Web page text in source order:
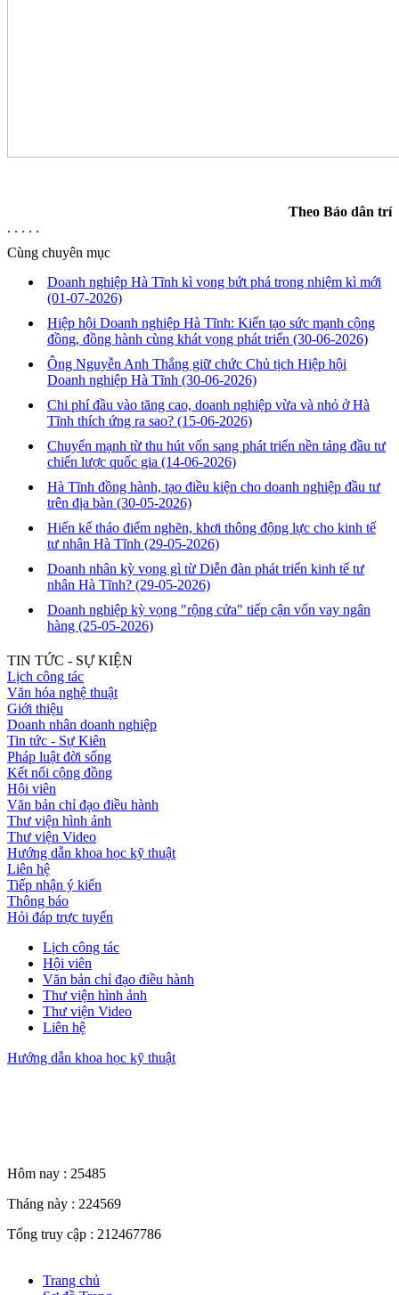
Theo Báo dân trí
. . . . .
Cùng chuyên mục
Doanh nghiệp Hà Tĩnh kì vọng bứt phá trong nhiệm kì mới
(01-07-2026)
Hiệp hội Doanh nghiệp Hà Tĩnh: Kiến tạo sức mạnh cộng
đồng, đồng hành cùng khát vọng phát triển (30-06-2026)
Ông Nguyễn Anh Thắng giữ chức Chủ tịch Hiệp hội
Doanh nghiệp Hà Tĩnh (30-06-2026)
Chi phí đầu vào tăng cao, doanh nghiệp vừa và nhỏ ở Hà
Tĩnh thích ứng ra sao? (15-06-2026)
Chuyển mạnh từ thu hút vốn sang phát triển nền tảng đầu tư
chiến lược quốc gia (14-06-2026)
Hà Tĩnh đồng hành, tạo điều kiện cho doanh nghiệp đầu tư
trên địa bàn (30-05-2026)
Hiến kế tháo điểm nghẽn, khơi thông động lực cho kinh tế
tư nhân Hà Tĩnh (29-05-2026)
Doanh nhân kỳ vọng gì từ Diễn đàn phát triển kinh tế tư
nhân Hà Tĩnh? (29-05-2026)
Doanh nghiệp kỳ vọng "rộng cửa" tiếp cận vốn vay ngân
hàng (25-05-2026)
TIN TỨC - SỰ KIỆN
Lịch công tác
Văn hóa nghệ thuật
Giới thiệu
Doanh nhân doanh nghiệp
Tin tức - Sự Kiên
Pháp luật đời sống
Kết nối cộng đồng
Hội viên
Văn bản chỉ đạo điều hành
Thư viện hình ảnh
Thư viện Video
Hướng dẫn khoa học kỹ thuật
Liên hệ
Tiếp nhận ý kiến
Thông báo
Hỏi đáp trực tuyến
Lịch công tác
Hội viên
Văn bản chỉ đạo điều hành
Thư viện hình ảnh
Thư viện Video
Liên hệ
Hướng dẫn khoa học kỹ thuật
Hôm nay : 25485
Tháng này : 224569
Tổng truy cập : 212467786
Trang chủ